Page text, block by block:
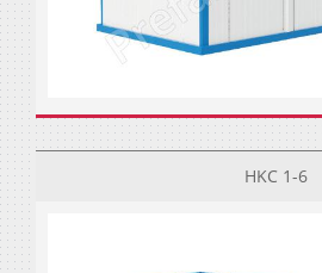
HKC 1-6